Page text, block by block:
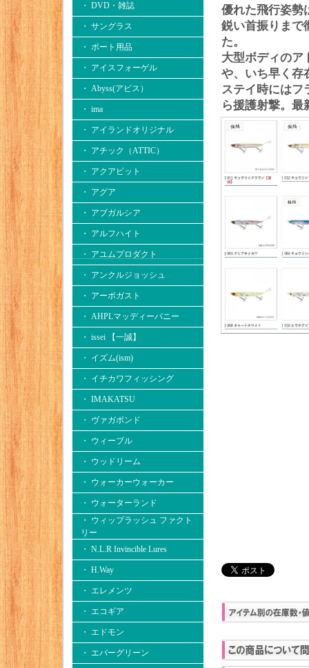
・ DVD・雑誌
・ サングラス
・ ボート用品
・ アイスフォーゲル
・ Abyss(アビス）
・ ima
・ アイランドオリジナル
・ アチック（ATTIC）
・ アクアビット
・ アグア
・ アブガルシア
・ アルフハイト
・ アユムプロダクト
・ アンクルジョッシュ
・ アーボガスト
・ AHPLマッディーバニー
・ issei 【一誠】
・ イズム(ism)
・ イチカワフィッシング
・ IMAKATSU
・ ヴァガボンド
・ ウィーブル
・ ウッドリーム
・ ウォーカーウォーカー
・ ウォーターランド
・ ウィップラッシュ ファクト
リー
・ N.L.R Invincible Lures
・ H.Way
・ エレメンツ
・ エコギア
・ エドモン
・ エバーグリーン
優れた飛行姿勢
鋭い首振りまで
た。
大型ボディのア
や、いち早く存
ステイ時にはフ
ら援護射撃。